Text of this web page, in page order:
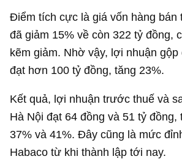
Điểm tích cực là giá vốn hàng bán
đã giảm 15% về còn 322 tỷ đồng,
kẽm giảm. Nhờ vậy, lợi nhuận
đạt hơn 100 tỷ đồng, tăng 23%.
Kết quả, lợi nhuận trước thuế và
Hà Nội đạt 64 đồng và51 tỷ đồng,
37% và 41%. Đây cũng là mức
Habaco từ khi thành lập tới nay.